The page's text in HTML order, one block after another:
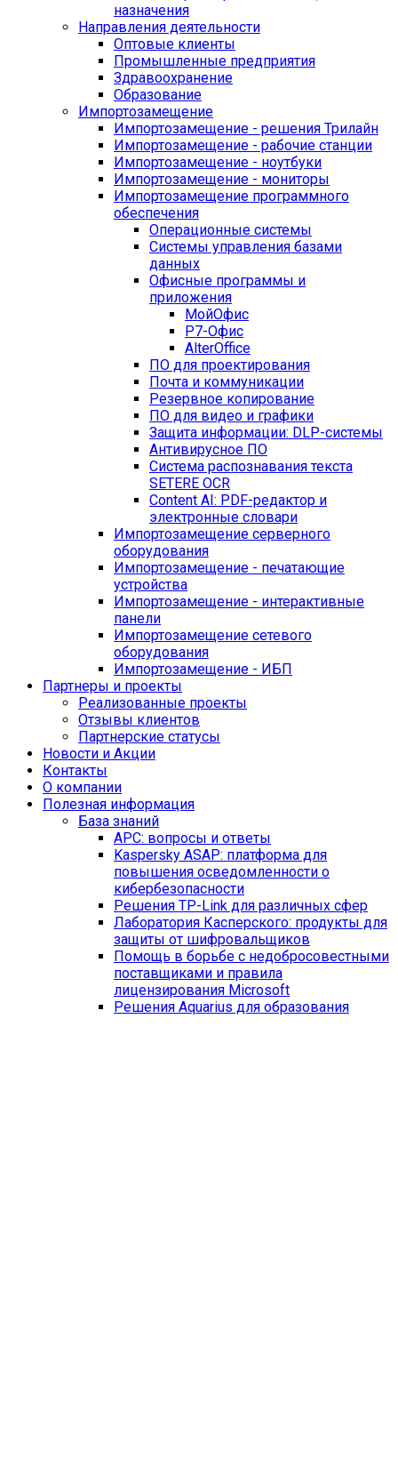
назначения
Направления деятельности
Оптовые клиенты
Промышленные предприятия
Здравоохранение
Образование
Импортозамещение
Импортозамещение - решения Трилайн
Импортозамещение - рабочие станции
Импортозамещение - ноутбуки
Импортозамещение - мониторы
Импортозамещение программного
обеспечения
Операционные системы
Системы управления базами
данных
Офисные программы и
приложения
МойОфис
Р7-Офис
AlterOffice
ПО для проектирования
Почта и коммуникации
Резервное копирование
ПО для видео и графики
Защита информации: DLP-системы
Антивирусное ПО
Система распознавания текста
SETERE OCR
Content AI: PDF-редактор и
электронные словари
Импортозамещение серверного
оборудования
Импортозамещение - печатающие
устройства
Импортозамещение - интерактивные
панели
Импортозамещение сетевого
оборудования
Импортозамещение - ИБП
Партнеры и проекты
Реализованные проекты
Отзывы клиентов
Партнерские статусы
Новости и Акции
Контакты
O компании
Полезная информация
База знаний
APC: вопросы и ответы
Kaspersky ASAP: платформа для
повышения осведомленности о
кибербезопасности
Решения TP-Link для различных сфер
Лаборатория Касперского: продукты для
защиты от шифровальщиков
Помощь в борьбе с недобросовестными
поставщиками и правила
лицензирования Microsoft
Решения Aquarius для образования